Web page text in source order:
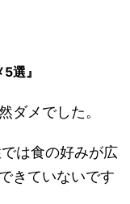
選』
ダメでした。
は食の好みが広
きていないです